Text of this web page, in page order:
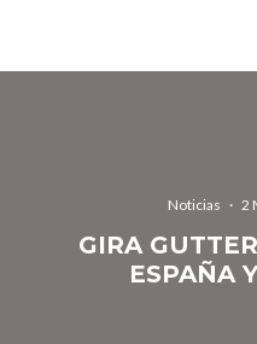
Noticias · 2
GIRA
ESPAÑA